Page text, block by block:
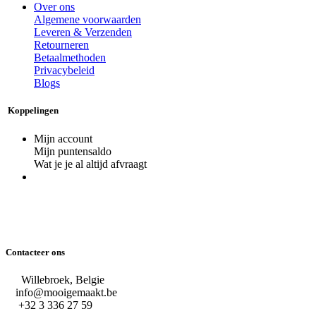
Over ons
Algemene voorwaarden
Leveren & Verzenden
Retourneren
Betaalmethoden
Privacybeleid
Blogs
Koppelingen
Mijn account
Mijn puntensaldo
Wat je je al altijd afvraagt
Contacteer ons
Willebroek, Belgie
info@mooigemaakt.be
+32 3 336 27 59